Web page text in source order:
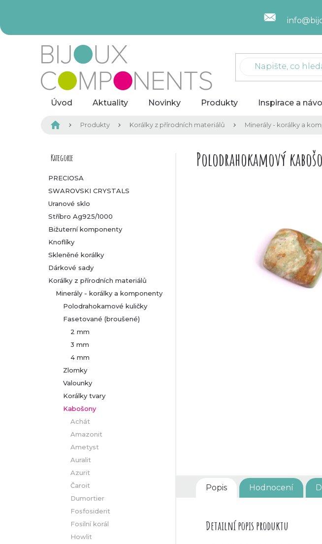
Úvod Aktuality Novinky Produkty Inspirace a
Domů Produkty Korálky z přírodních materiálů Minerály - korálky a
P
o
s
t
r
a
n
Přeskočit
Kategorie
PRECIOSA
SWAROVSKI CRYSTALS
Uranové sklo
Stříbro Ag925/1000
Bižuterní komponenty
Knoflíky
Skleněné korálky
Dárkové sady
Korálky z přírodních materiálů
Minerály - korálky a komponenty
Polodrahokamové kuličky
Fasetované (broušené)
2 mm
3 mm
4 mm
Zlomky
Valounky
Korálky tvary
Kabošony
Achát
Amazonit
Ametyst
Auralit
Azurit
Čaroit
Dumortier
Fosfosiderit
Fosilní korál
Howlit
Polodrahokamový
Popis Hodnocení
Detailní popis produktu